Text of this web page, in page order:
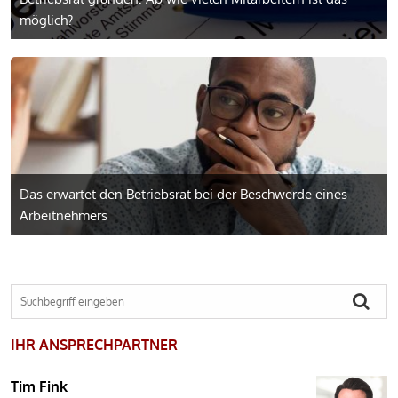
möglich?
Das erwartet den Betriebsrat bei der Beschwerde eines
Arbeitnehmers
IHR ANSPRECHPARTNER
Tim Fink